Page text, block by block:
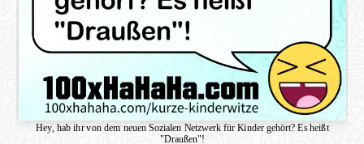
Hey, hab ihr von dem neuen Sozialen Netzwerk für Kinder gehört? Es heißt
"Draußen"!